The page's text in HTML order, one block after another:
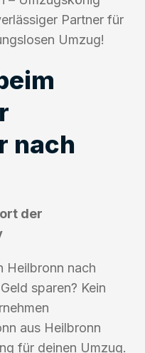
Partner für
Umzug!
nach
der
Heilbronn nach
sparen? Kein
aus Heilbronn
für deinen Umzug.